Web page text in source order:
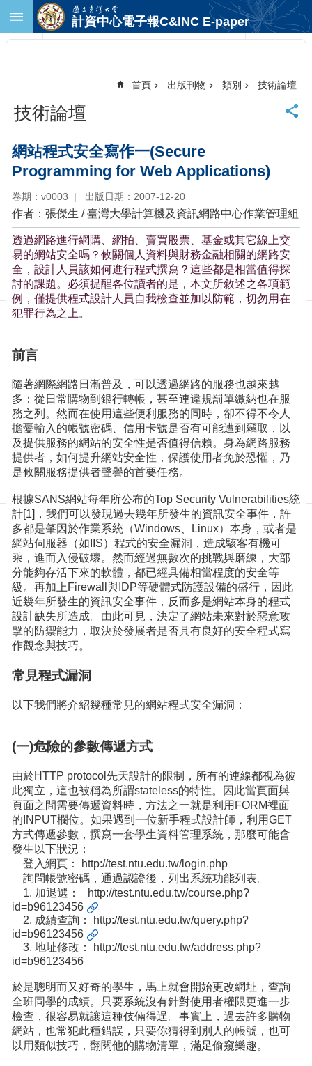
跳到主要內容區塊
首
頁
臺
大
首
頁
計
首
頁
聯
絡
資
訊
閱/
取
消
網
站
導
覽
最
消
息
關
於
我
們
出
版
刊
物
校
服
專
報
導
技
術
論
業
欄
計資中心電子報C&INC E-paper
首頁 出版刊物 類別 技術論壇
技術論壇
網站程式安全寫作一(Secure
Programming for Web Applications)
卷期：v0003 出版日期：2007-12-20
作者：張傑生 / 臺灣大學計算機及資訊網路中心作業管理組
透過網路進行網購、網拍、賣買股票、基金或其它線上交
易的網站安全嗎？攸關個人資料與財務金融相關的網路安
全，設計人員該如何進行程式撰寫？這些都是相當值得探
討的課題。必須提醒各位讀者的是，本文所敘述之各項範
例，僅提供程式設計人員自我檢查並加以防範，切勿用在
犯罪行為之上。
前言
隨著網際網路日漸普及，可以透過網路的服務也越來越
多：從日常購物到銀行轉帳，甚至連違規罰單繳納也在服
務之列。然而在使用這些便利服務的同時，卻不得不令人
擔憂輸入的帳號密碼、信用卡號是否有可能遭到竊取，以
及提供服務的網站的安全性是否值得信賴。身為網路服務
提供者，如何提升網站安全性，保護使用者免於恐懼，乃
是攸關服務提供者聲譽的首要任務。
根據SANS網站每年所公布的Top Security Vulnerabilities統
計[1]，我們可以發現過去幾年所發生的資訊安全事件，許
多都是肇因於作業系統（Windows、Linux）本身，或者是
網站伺服器（如IIS）程式的安全漏洞，造成駭客有機可
乘，進而入侵破壞。然而經過無數次的挑戰與磨練，大部
分能夠存活下來的軟體，都已經具備相當程度的安全等
級。再加上Firewall與IDP等硬體式防護設備的盛行，因此
近幾年所發生的資訊安全事件，反而多是網站本身的程式
設計缺失所造成。由此可見，決定了網站未來對於惡意攻
擊的防禦能力，取決於發展者是否具有良好的安全程式寫
作觀念與技巧。
常見程式漏洞
以下我們將介紹幾種常見的網站程式安全漏洞：
(一)危險的參數傳遞方式
由於HTTP protocol先天設計的限制，所有的連線都視為彼
此獨立，這也被稱為所謂stateless的特性。因此當頁面與
頁面之間需要傳遞資料時，方法之一就是利用FORM裡面
的INPUT欄位。如果遇到一位新手程式設計師，利用GET
方式傳遞參數，撰寫一套學生資料管理系統，那麼可能會
發生以下狀況：
登入網頁： http://test.ntu.edu.tw/login.php
詢問帳號密碼，通過認證後，列出系統功能列表。
1. 加退選：
http://test.ntu.edu.tw/course.php?
id=b96123456
2. 成績查詢：
http://test.ntu.edu.tw/query.php?
id=b96123456
3. 地址修改： http://test.ntu.edu.tw/address.php?
id=b96123456
於是聰明而又好奇的學生，馬上就會開始更改網址，查詢
全班同學的成績。只要系統沒有針對使用者權限更進一步
檢查，很容易就讓這種伎倆得逞。事實上，過去許多購物
網站，也常犯此種錯誤，只要你猜得到別人的帳號，也可
以用類似技巧，翻閱他的購物清單，滿足偷窺樂趣。